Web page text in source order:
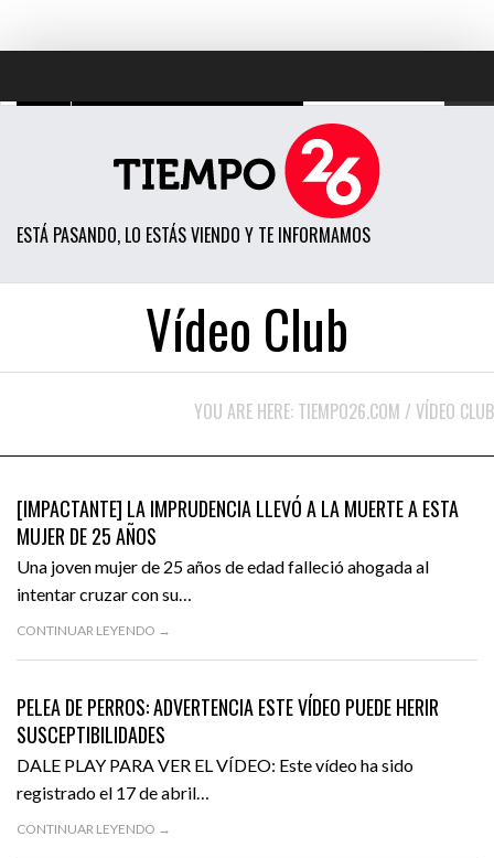
ESTÁ PASANDO, LO ESTÁS VIENDO Y TE INFORMAMOS
POLÍTICA
ECONOMÍA
CIENCIA
TECH
VIDEOS
Vídeo Club
YOU ARE HERE: TIEMPO26.COM / VÍDEO CLUB
[IMPACTANTE] LA IMPRUDENCIA LLEVÓ A LA MUERTE A ESTA
MUJER DE 25 AÑOS
Una joven mujer de 25 años de edad falleció ahogada al
intentar cruzar con su…
CONTINUAR LEYENDO →
ABRIL 19, 2016
PELEA DE PERROS: ADVERTENCIA ESTE VÍDEO PUEDE HERIR
SUSCEPTIBILIDADES
DALE PLAY PARA VER EL VÍDEO: Este vídeo ha sido
registrado el 17 de abril…
CONTINUAR LEYENDO →